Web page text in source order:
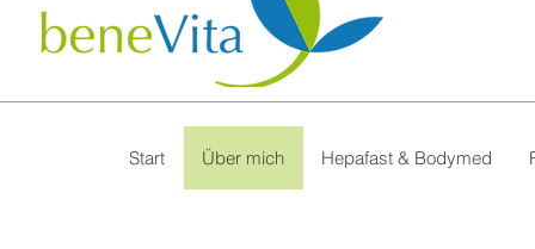
Start Über mich Hepafast & Bodymed